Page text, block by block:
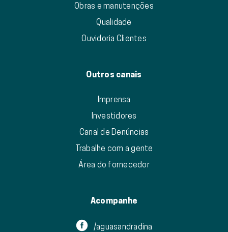
Obras e manutenções
Qualidade
Ouvidoria Clientes
Outros canais
Imprensa
Investidores
Canal de Denúncias
Trabalhe com a gente
Área do fornecedor
Acompanhe
/aguasandradina